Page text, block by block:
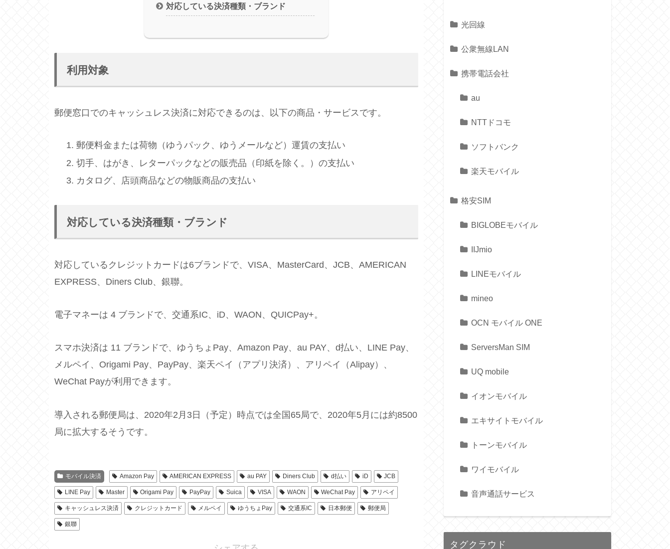
対応している決済種類・ブランド
利用対象
郵便窓口でのキャッシュレス決済に対応できるのは、以下の商品・サービスです。
郵便料金または荷物（ゆうパック、ゆうメールなど）運賃の支払い
切手、はがき、レターパックなどの販売品（印紙を除く。）の支払い
カタログ、店頭商品などの物販商品の支払い
対応している決済種類・ブランド
対応しているクレジットカードは6ブランドで、VISA、MasterCard、JCB、AMERICAN
EXPRESS、Diners Club、銀聯。
電子マネーは 4 ブランドで、交通系IC、iD、WAON、QUICPay+。
スマホ決済は 11 ブランドで、ゆうちょPay、Amazon Pay、au PAY、d払い、LINE Pay、
メルペイ、Origami Pay、PayPay、楽天ペイ（アプリ決済）、アリペイ（Alipay）、
WeChat Payが利用できます。
導入される郵便局は、2020年2月3日（予定）時点では全国65局で、2020年5月には約8500
局に拡大するそうです。
モバイル決済 Amazon Pay AMERICAN EXPRESS au PAY Diners Club d払い iD JCB
LINE Pay Master Origami Pay PayPay Suica VISA WAON WeChat Pay アリペイ
キャッシュレス決済 クレジットカード メルペイ ゆうちょPay 交通系IC 日本郵便 郵便局
銀聯
光回線
公衆無線LAN
携帯電話会社
au
NTTドコモ
ソフトバンク
楽天モバイル
格安SIM
BIGLOBEモバイル
IIJmio
LINEモバイル
mineo
OCN モバイル ONE
ServersMan SIM
UQ mobile
イオンモバイル
エキサイトモバイル
トーンモバイル
ワイモバイル
音声通話サービス
タグクラウド